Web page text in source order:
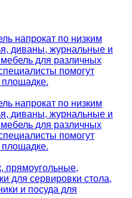
напрокат по низким
диваны, журнальные и
для различных
помогут
площадке.
напрокат по низким
диваны, журнальные и
для различных
помогут
площадке.
прямоугольные,
для сервировки стола,
и посуда для